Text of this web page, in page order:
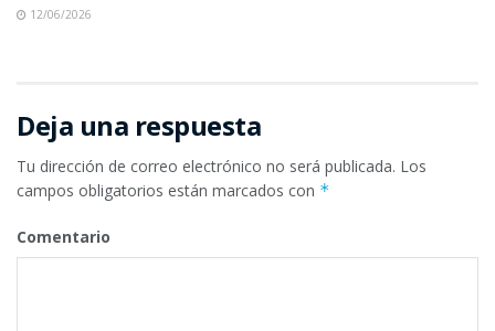
12/06/2026
Deja una respuesta
Tu dirección de correo electrónico no será publicada. Los
campos obligatorios están marcados con *
Comentario